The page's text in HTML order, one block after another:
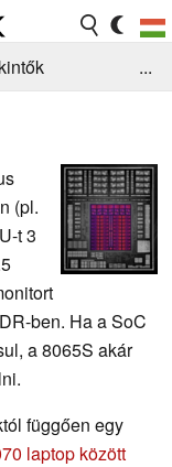
...
(pl.
t 3
ben. Ha a SoC
a 8065S akár
függően egy
laptop között